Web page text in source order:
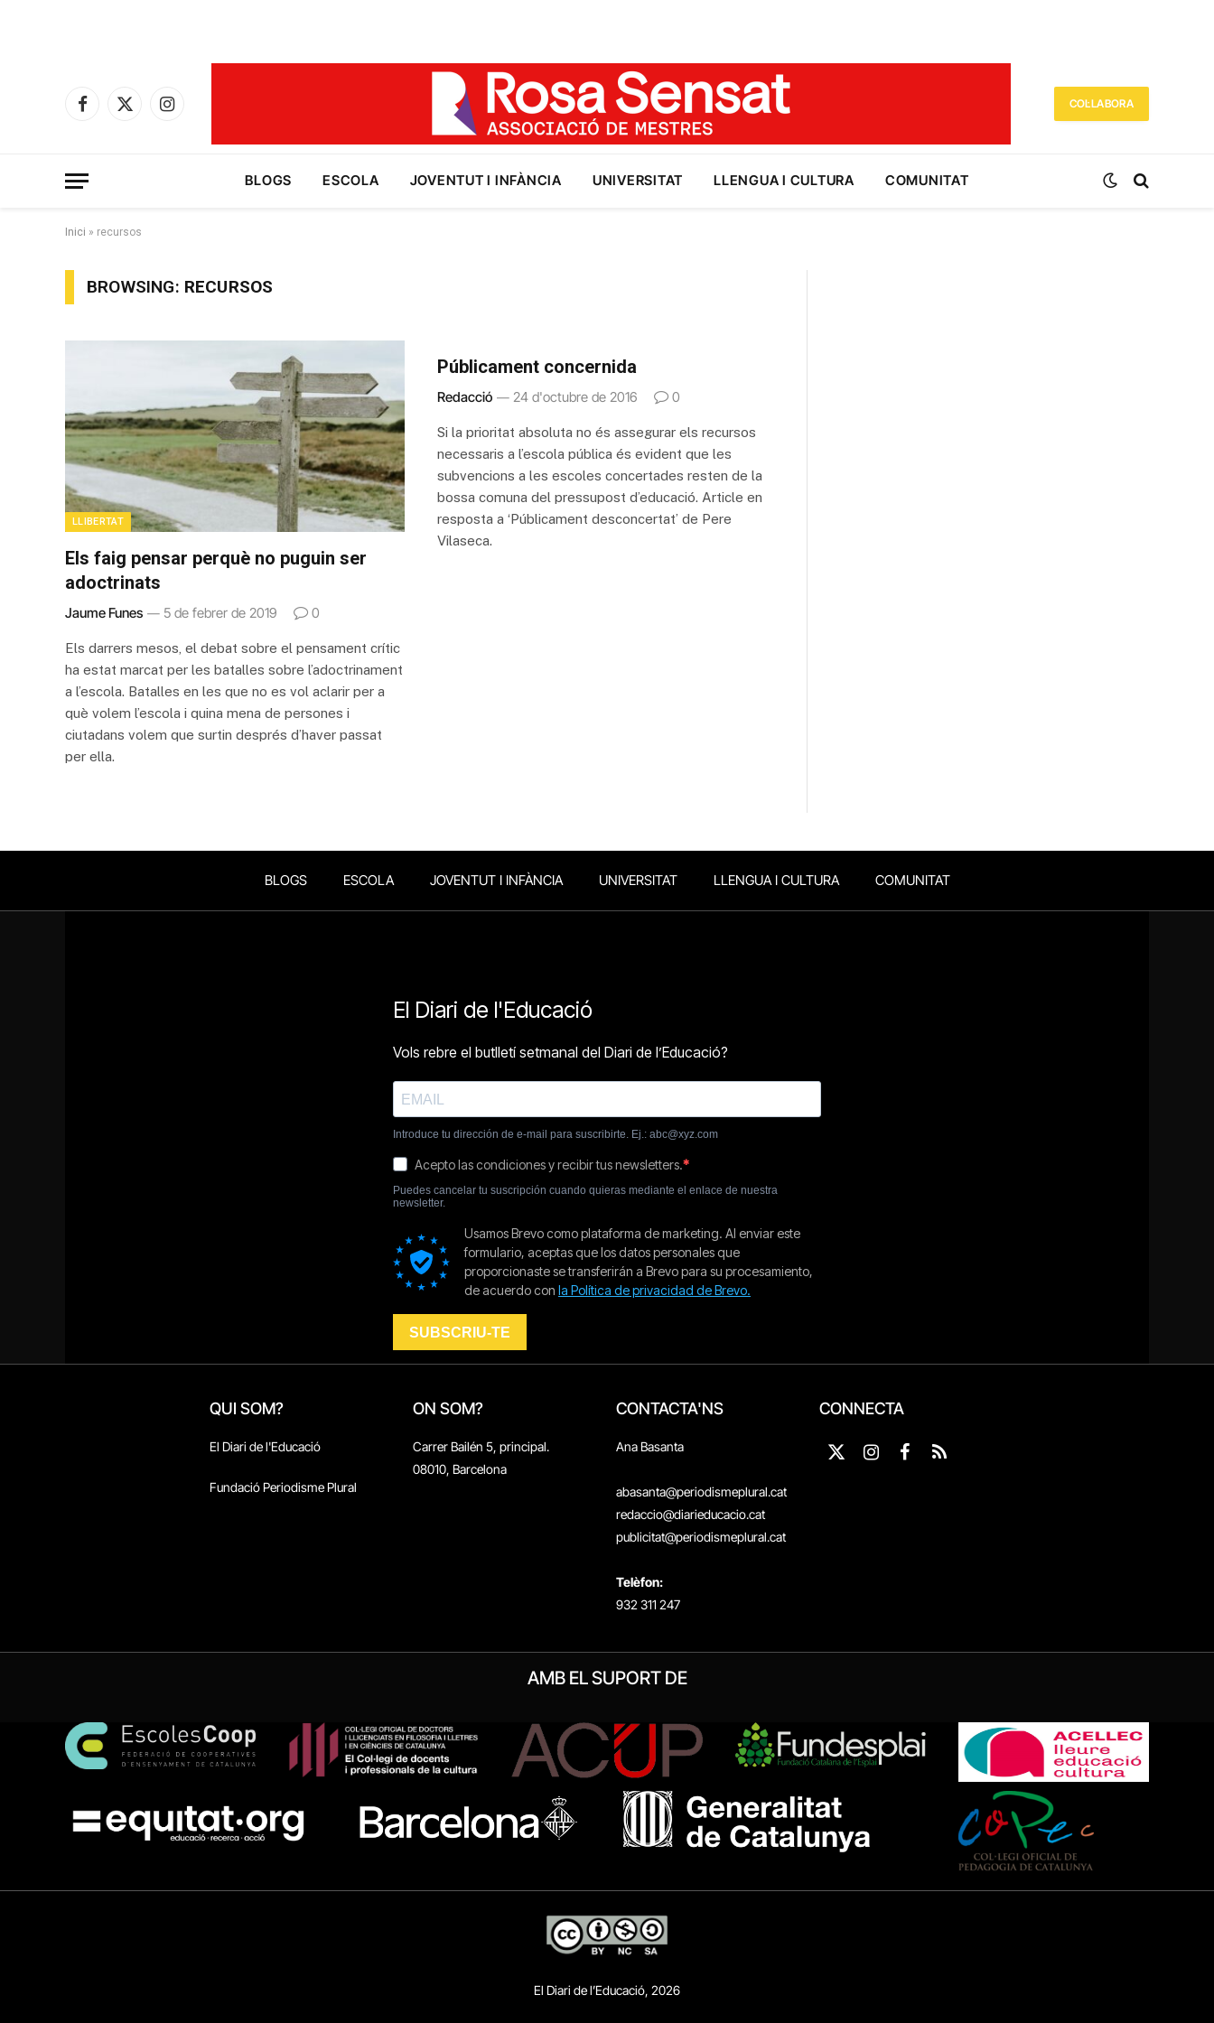
Facebook
X
Instagram
COL·LABORA
BLOGS ESCOLA JOVENTUT I INFÀNCIA UNIVERSITAT LLENGUA I CULTURA COMUNITAT
Inici » recursos
BROWSING: RECURSOS
LLIBERTAT
Els faig pensar perquè no puguin ser
adoctrinats
Jaume Funes 5 de febrer de 2019 0
Els darrers mesos, el debat sobre el pensament crític
ha estat marcat per les batalles sobre l’adoctrinament
a l’escola. Batalles en les que no es vol aclarir per a
què volem l’escola i quina mena de persones i
ciutadans volem que surtin després d’haver passat
per ella.
Públicament concernida
Redacció 24 d'octubre de 2016 0
Si la prioritat absoluta no és assegurar els recursos
necessaris a l’escola pública és evident que les
subvencions a les escoles concertades resten de la
bossa comuna del pressupost d’educació. Article en
resposta a ‘Públicament desconcertat’ de Pere
Vilaseca.
BLOGS ESCOLA JOVENTUT I INFÀNCIA UNIVERSITAT LLENGUA I CULTURA COMUNITAT
QUI SOM?
El Diari de l'Educació
Fundació Periodisme Plural
ON SOM?
Carrer Bailén 5, principal.
08010, Barcelona
CONTACTA'NS
Ana Basanta
abasanta@periodismeplural.cat
redaccio@diarieducacio.cat
publicitat@periodismeplural.cat
Telèfon:
932 311 247
CONNECTA
X
InstagramFacebook
RSS
AMB EL SUPORT DE
El Diari de l’Educació, 2026